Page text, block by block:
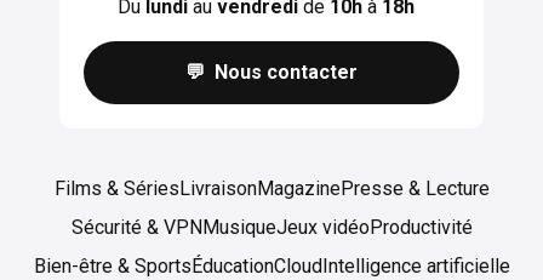
Du lundiau vendredide 10hà 18h
💬 Nous contacter
Films & Séries LivraisonMagazinePresse & Lecture
Sécurité & VPN MusiqueJeux vidéoProductivité
Bien-être & Sports ÉducationCloud Intelligence artificielle